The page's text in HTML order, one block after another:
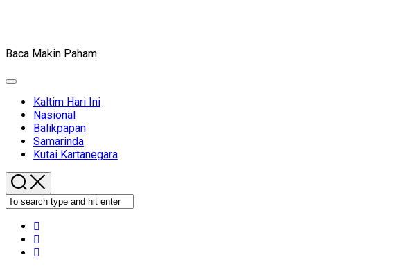
Baca Makin Paham
Expand
Kaltim Hari Ini
Nasional
Balikpapan
Samarinda
Kutai Kartanegara